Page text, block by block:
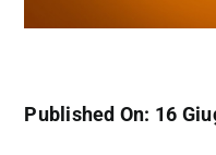
Published On: 16